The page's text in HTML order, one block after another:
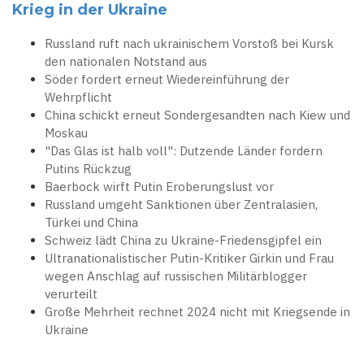
Krieg in der Ukraine
Russland ruft nach ukrainischem Vorstoß bei Kursk
den nationalen Notstand aus
Söder fordert erneut Wiedereinführung der
Wehrpflicht
China schickt erneut Sondergesandten nach Kiew und
Moskau
"Das Glas ist halb voll": Dutzende Länder fordern
Putins Rückzug
Baerbock wirft Putin Eroberungslust vor
Russland umgeht Sanktionen über Zentralasien,
Türkei und China
Schweiz lädt China zu Ukraine-Friedensgipfel ein
Ultranationalistischer Putin-Kritiker Girkin und Frau
wegen Anschlag auf russischen Militärblogger
verurteilt
Große Mehrheit rechnet 2024 nicht mit Kriegsende in
Ukraine